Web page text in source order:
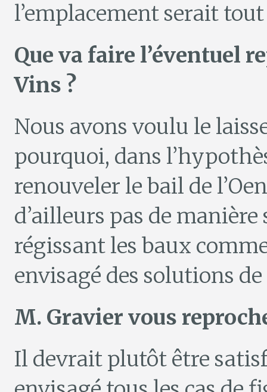
l’emplacement serait
Que va faire l’éventuel
Vins ?
Nous avons voulu le
pourquoi, dans
renouveler le bail de
d’ailleurs pas de
régissant les baux
envisagé des solutions
M. Gravier vous
Il devrait plutôt être